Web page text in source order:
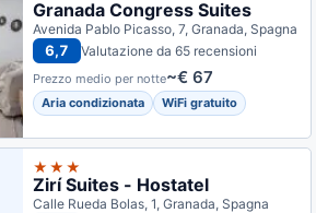
Granada Congress Suites
Avenida Pablo Picasso, 7, Granada, Spagna
6,7 Valutazione da 65 recensioni
Prezzo medio per notte~€ 67
Aria condizionata WiFi gratuito
★★★
Zirí Suites - Hostatel
Calle Rueda Bolas, 1, Granada, Spagna